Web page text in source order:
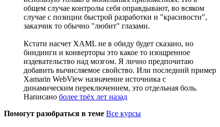
общем случае контролы себя оправдывают, во всяком
случае с позиции быстрой разработки и "красивости",
заказчик то обычно "любит" глазами.
Кстати насчет XAML не в обиду будет сказано, но
биндинги и конверторы это какое то изощренное
издевательство над мозгом. Я лично предпочитаю
добавить вычисляемое свойство. Или последний пример
Xamarin WebView назначение источника с
динамическим переключением, это отдельная боль.
Написано более трёх лет назад
Помогут разобраться в теме Все курсы